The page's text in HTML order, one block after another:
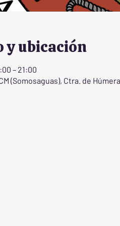
y ubicación
– 21:00
(Somosaguas), Ctra. de